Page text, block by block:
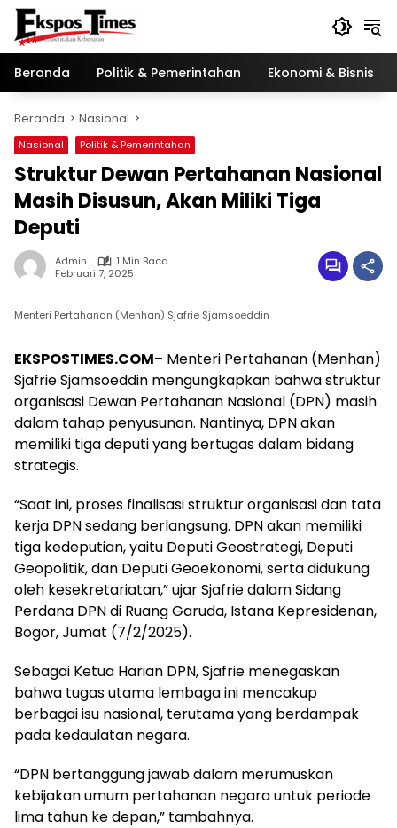
Langsung
konten
Beranda
Politik & Pemerintahan Ekonomi & Bisnis
Beranda Nasional
Nasional Politik & Pemerintahan
Struktur Dewan Pertahanan Nasional
Masih Disusun, Akan Miliki Tiga
Deputi
Admin
1 Min Baca
Februari 7, 2025
Menteri Pertahanan (Menhan) Sjafrie Sjamsoeddin
EKSPOSTIMES.COM– Menteri Pertahanan (Menhan)
Sjafrie Sjamsoeddin mengungkapkan bahwa struktur
organisasi Dewan Pertahanan Nasional (DPN) masih
dalam tahap penyusunan. Nantinya, DPN akan
memiliki tiga deputi yang bertugas dalam bidang
strategis.
“Saat ini, proses finalisasi struktur organisasi dan tata
kerja DPN sedang berlangsung. DPN akan memiliki
tiga kedeputian, yaitu Deputi Geostrategi, Deputi
Geopolitik, dan Deputi Geoekonomi, serta didukung
oleh kesekretariatan,” ujar Sjafrie dalam Sidang
Perdana DPN di Ruang Garuda, Istana Kepresidenan,
Bogor, Jumat (7/2/2025).
Sebagai Ketua Harian DPN, Sjafrie menegaskan
bahwa tugas utama lembaga ini mencakup
berbagai isu nasional, terutama yang berdampak
pada kedaulatan negara.
“DPN bertanggung jawab dalam merumuskan
kebijakan umum pertahanan negara untuk periode
lima tahun ke depan,” tambahnya.